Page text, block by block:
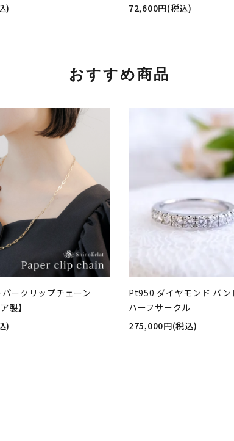
)
72,600円(税込)
おすすめ商品
ークリップチェーン
製】
)
Pt950 ダイヤモンド バ
ハーフサークル
275,000円(税込)